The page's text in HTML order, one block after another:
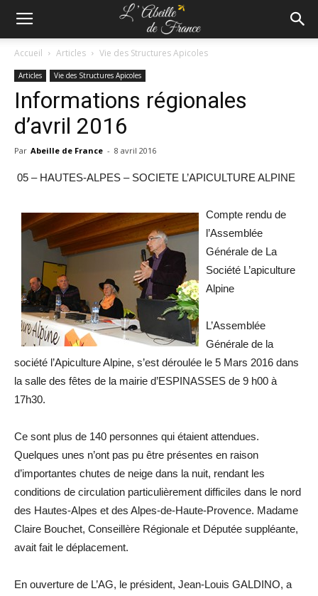
Accueil Articles Vie des Structures Apicoles
Articles Vie des Structures Apicoles
Informations régionales
d’avril 2016
Par Abeille de France - 8 avril 2016
05 – HAUTES-ALPES – SOCIETE L’APICULTURE ALPINE
Compte rendu de
l’Assemblée
Générale de La
Société L’apiculture
Alpine
L’Assemblée
Générale de la
société l’Apiculture Alpine, s’est déroulée le 5 Mars 2016 dans
la salle des fêtes de la mairie d’ESPINASSES de 9 h00 à
17h30.
Ce sont plus de 140 personnes qui étaient attendues.
Quelques unes n’ont pas pu être présentes en raison
d’importantes chutes de neige dans la nuit, rendant les
conditions de circulation particulièrement difficiles dans le nord
des Hautes-Alpes et des Alpes-de-Haute-Provence. Madame
Claire Bouchet, Conseillère Régionale et Députée suppléante,
avait fait le déplacement.
En ouverture de L’AG, le président, Jean-Louis GALDINO, a